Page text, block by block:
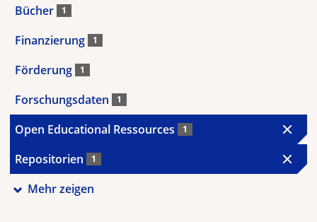
Bücher 1
Finanzierung 1
Förderung 1
Forschungsdaten 1
Open Educational Ressources 1
Repositorien 1
Mehr zeigen